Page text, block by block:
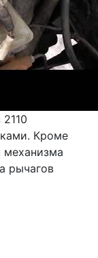
Кроме
рычагов